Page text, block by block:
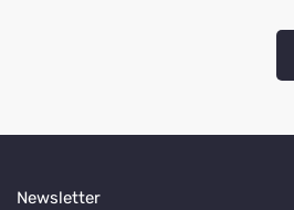
Newsletter